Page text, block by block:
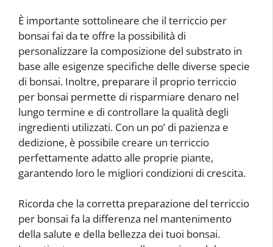
È importante sottolineare che il terriccio per
bonsai fai da te offre la possibilità di
personalizzare la composizione del substrato in
base alle esigenze specifiche delle diverse specie
di bonsai. Inoltre, preparare il proprio terriccio
per bonsai permette di risparmiare denaro nel
lungo termine e di controllare la qualità degli
ingredienti utilizzati. Con un po’ di pazienza e
dedizione, è possibile creare un terriccio
perfettamente adatto alle proprie piante,
garantendo loro le migliori condizioni di crescita.
Ricorda che la corretta preparazione del terriccio
per bonsai fa la differenza nel mantenimento
della salute e della bellezza dei tuoi bonsai.